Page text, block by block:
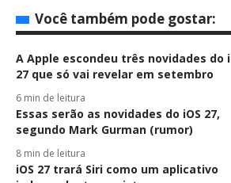
Você também pode gostar:
A Apple escondeu três novidades do
27 que só vai revelar em setembro
6 min de leitura
Essas serão as novidades do iOS 27,
segundo Mark Gurman (rumor)
8 min de leitura
iOS 27 trará Siri como um aplicativo